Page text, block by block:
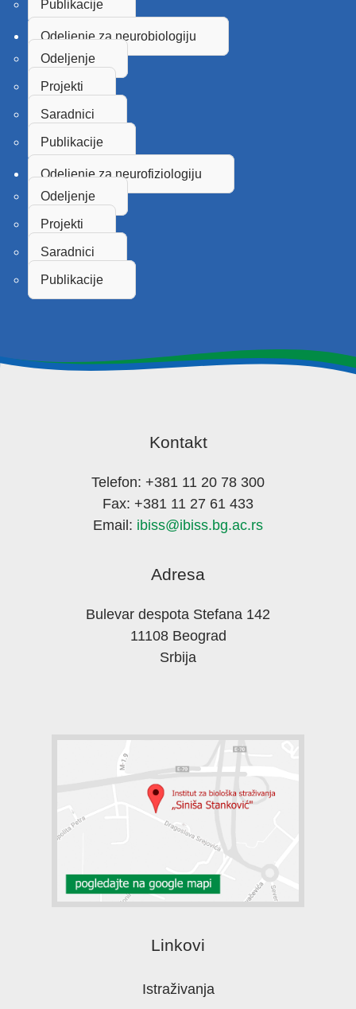
Publikacije
Odeljenje za neurobiologiju
Odeljenje
Projekti
Saradnici
Publikacije
Odeljenje za neurofiziologiju
Odeljenje
Projekti
Saradnici
Publikacije
Kontakt
Telefon: +381 11 20 78 300
Fax: +381 11 27 61 433
Email: ibiss@ibiss.bg.ac.rs
Adresa
Bulevar despota Stefana 142
11108 Beograd
Srbija
Linkovi
Istraživanja